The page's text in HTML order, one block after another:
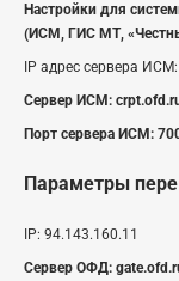
Настройки для
(ИСМ, ГИС МТ,
IP адрес сервера ИСМ:
Сервер ИСМ:
Порт сервера ИСМ:
Параметры
IP: 94.143.160.11
Сервер ОФД: